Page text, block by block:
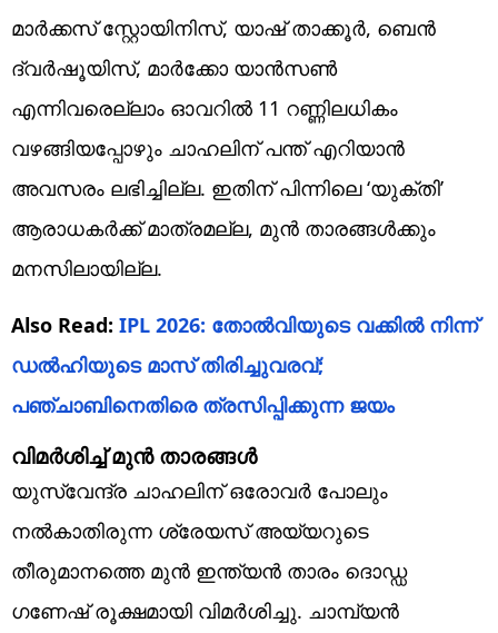
മാർക്കസ് സ്റ്റോയിനിസ്, യാഷ് താക്കൂർ, ബെൻ
ദ്വർഷൂയിസ്, മാർക്കോ യാൻസൺ
എന്നിവരെല്ലാം ഓവറിൽ 11 റണ്ണിലധികം
വഴങ്ങിയപ്പോഴും ചാഹലിന് പന്ത് എറിയാന്‍
അവസരം ലഭിച്ചില്ല. ഇതിന് പിന്നിലെ ‘യുക്തി’
ആരാധകര്‍ക്ക് മാത്രമല്ല, മുന്‍ താരങ്ങള്‍ക്കും
മനസിലായില്ല.
Also Read: IPL 2026: തോല്‍വിയുടെ വക്കില്‍ നിന്ന്
ഡല്‍ഹിയുടെ മാസ് തിരിച്ചുവരവ്;
പഞ്ചാബിനെതിരെ ത്രസിപ്പിക്കുന്ന ജയം
വിമര്‍ശിച്ച് മുന്‍ താരങ്ങള്‍
യുസ്‌വേന്ദ്ര ചാഹലിന് ഒരോവർ പോലും
നൽകാതിരുന്ന ശ്രേയസ് അയ്യറുടെ
തീരുമാനത്തെ മുൻ ഇന്ത്യൻ താരം ദൊഡ്ഡ
ഗണേഷ് രൂക്ഷമായി വിമർശിച്ചു. ചാമ്പ്യൻ